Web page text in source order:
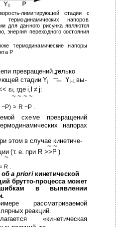
лимитирующей стадии с
напоров.
для данного рисунка являются
энергия переходного состояния
термодинамические напоры
Р
превращений только
стадии Yj Yj+1вы-
εil, где i,l ≠ j:
~ ~ ~ ~
≈ R −P .
схеме превращений
напорах
этом в случае кинетиче-
~ ~
(т. е. при R >>P )
~
R .
обa priori кинетической
брутто-процесса может
в выявлении
рассматриваемой
реакций.
«кинетическая